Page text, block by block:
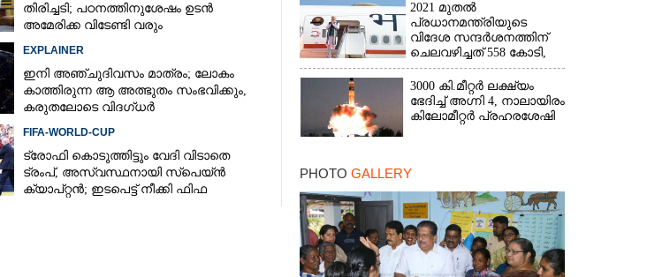
തിരിച്ചടി; പഠനത്തിനുശേഷം ഉടൻ
അമേരിക്ക വിടേണ്ടി വരും
EXPLAINER
ഇനി അഞ്ചുദിവസം മാത്രം; ലോകം
കാത്തിരുന്ന ആ അത്ഭുതം സംഭവിക്കും,
കരുതലോടെ വിദഗ്ധർ
FIFA-WORLD-CUP
ട്രോഫി കൊടുത്തിട്ടും വേദി വിടാതെ
ട്രംപ്, അസ്വസ്ഥനായി സ്‌പെയ്ൻ
ക്യാപ്റ്റൻ; ഇടപെട്ട് നീക്കി ഫിഫ
2021 മുതൽ
പ്രധാനമന്ത്രിയുടെ
വിദേശ സന്ദർശനത്തിന്
ചെലവഴിച്ചത് 558 കോടി,
രാജ്യത്തെത്തിയത് 381.8
ബില്യൺ ഡോളറിന്റെ
നിക്ഷേപം
3000 കി.മീറ്റർ ലക്ഷ്യം
ഭേദിച്ച് അഗ്നി 4, നാലായിരം
കിലോമീറ്റർ പ്രഹരശേഷി
PHOTO GALLERY